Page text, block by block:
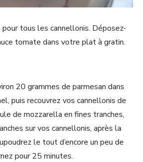
pour tous les cannellonis. Déposez-
tomate dans votre plat à gratin.
20 grammes de parmesan dans
puis recouvrez vos cannellonis de
de mozzarella en fines tranches,
sur vos cannellonis, après la
le tout d’encore un peu de
pour 25 minutes.